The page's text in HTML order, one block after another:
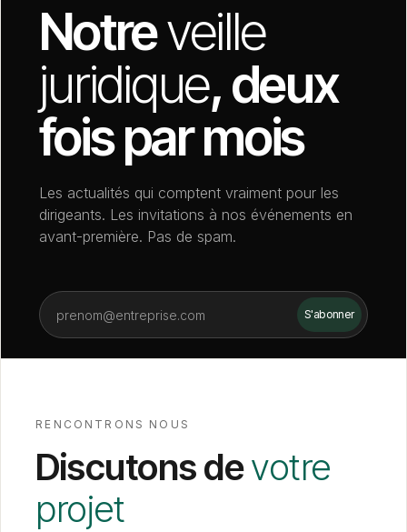
Notreveille
juridique, deux
fois par mois
Les actualités qui comptent vraiment pour les
dirigeants. Les invitations à nos événements en
avant-première. Pas de spam.
RENCONTRONS NOUS
Discutons devotre
projet